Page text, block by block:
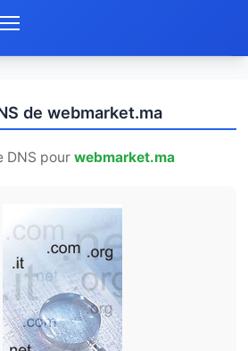
de webmarket.ma
DNS pour webmarket.ma